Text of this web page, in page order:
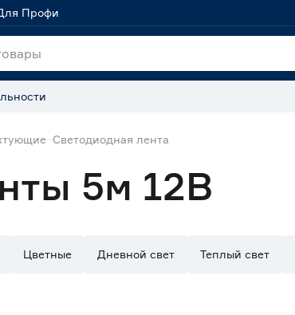
Профи
Светодиодная лента
5м 12В
Цветные Дневной свет Теплый свет